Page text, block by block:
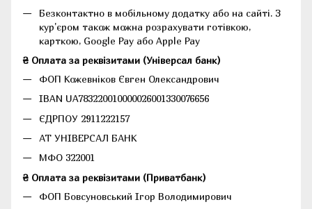
Безконтактно в мобільному додатку або на сайті. З
кур'єром також можна розрахувати готівкою,
карткою, Google Pay або Apple Pay
₴ Оплата за реквізитами (Універсал банк)
ФОП Кожевніков Євген Олександрович
IBAN UA783220010000026001330076656
ЄДРПОУ 2911222157
АТ УНІВЕРСАЛ БАНК
МФО 322001
₴ Оплата за реквізитами (Приватбанк)
ФОП Бовсуновський Ігор Володимирович